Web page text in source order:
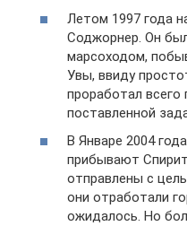
Летом 1997 года
Соджорнер. Он
марсоходом,
Увы, ввиду
проработал всего
поставленной
В Январе 2004
прибывают
отправлены с
они отработали
ожидалось. Но